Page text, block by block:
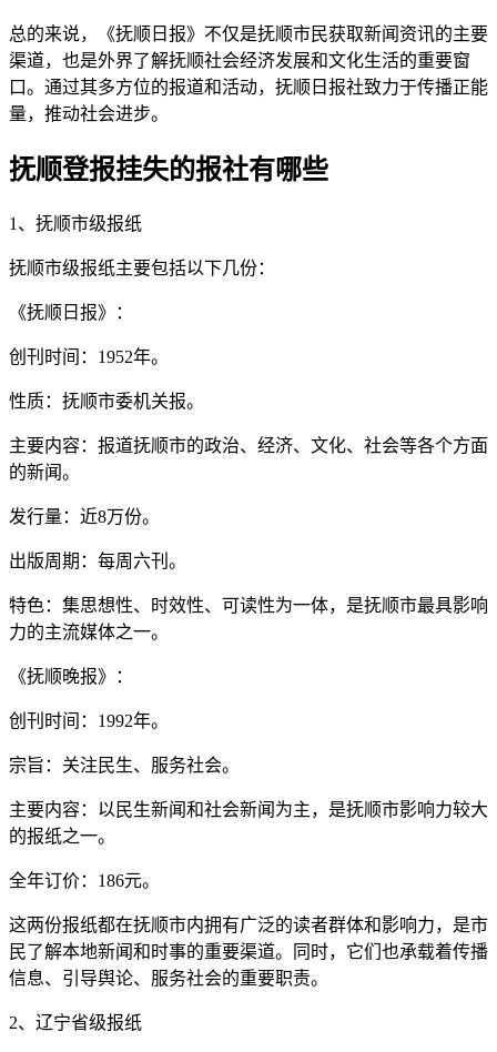
总的来说，《抚顺日报》不仅是抚顺市民获取新闻资讯的主要
渠道，也是外界了解抚顺社会经济发展和文化生活的重要窗
口。通过其多方位的报道和活动，抚顺日报社致力于传播正能
量，推动社会进步。
抚顺登报挂失的报社有哪些
1、抚顺市级报纸
抚顺市级报纸主要包括以下几份：
《抚顺日报》：
创刊时间：1952年。
性质：抚顺市委机关报。
主要内容：报道抚顺市的政治、经济、文化、社会等各个方面
的新闻。
发行量：近8万份。
出版周期：每周六刊。
特色：集思想性、时效性、可读性为一体，是抚顺市最具影响
力的主流媒体之一。
《抚顺晚报》：
创刊时间：1992年。
宗旨：关注民生、服务社会。
主要内容：以民生新闻和社会新闻为主，是抚顺市影响力较大
的报纸之一。
全年订价：186元。
这两份报纸都在抚顺市内拥有广泛的读者群体和影响力，是市
民了解本地新闻和时事的重要渠道。同时，它们也承载着传播
信息、引导舆论、服务社会的重要职责。
2、辽宁省级报纸